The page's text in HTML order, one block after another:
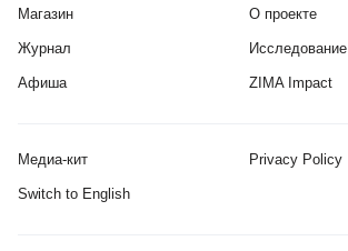
Магазин
Журнал
Афиша
О проекте
Исследование
ZIMA Impact
Медиа-кит Privacy Policy
Switch to English